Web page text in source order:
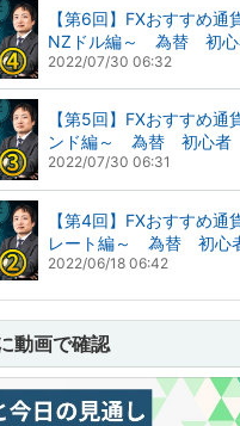
【第6回】FXおすすめ
NZドル編～ 為替 初心
2022/07/30 06:32
【第5回】FXおすすめ
ンド編～ 為替 初心者
2022/07/30 06:31
【第4回】FXおすすめ
レート編～ 為替 初心
2022/06/18 06:42
動画で確認